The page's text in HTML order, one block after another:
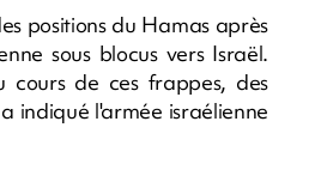
positions du Hamas après
sous blocus vers Israël.
de ces frappes, des
indiqué l'armée israélienne